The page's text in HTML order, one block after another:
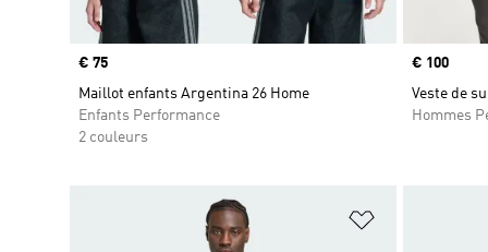
Prix
€ 75
Maillot enfants Argentina 26 Home
Enfants Performance
2 couleurs
Prix
€ 100
Veste de
Hommes
Ajouter à la